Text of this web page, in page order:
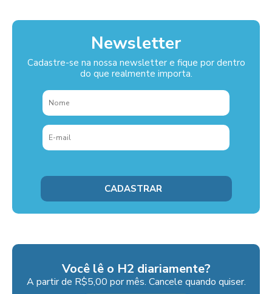
Newsletter
Cadastre-se na nossa newsletter e fique por dentro
do que realmente importa.
Você lê o H2 diariamente?
A partir de R$5,00 por mês. Cancele quando quiser.